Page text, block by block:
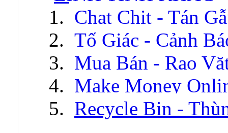
Chat Chit - Tán
Tố Giác - Cảnh
Mua Bán - Rao
Make Money
Recycle Bin -